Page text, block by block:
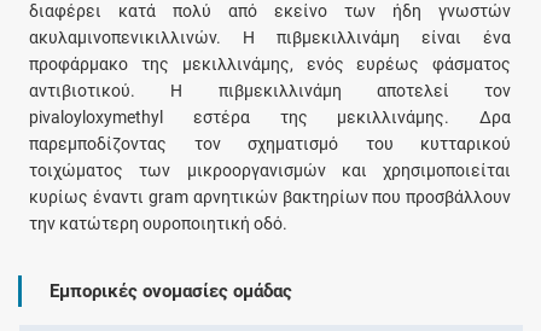
διαφέρει κατά πολύ από εκείνο των ήδη γνωστών
ακυλαμινοπενικιλλινών. Η πιβμεκιλλινάμη είναι ένα
προφάρμακο της μεκιλλινάμης, ενός ευρέως φάσματος
αντιβιοτικού. Η πιβμεκιλλινάμη αποτελεί τον
pivaloyloxymethyl εστέρα της μεκιλλινάμης. Δρα
παρεμποδίζοντας τον σχηματισμό του κυτταρικού
τοιχώματος των μικροοργανισμών και χρησιμοποιείται
κυρίως έναντι gram αρνητικών βακτηρίων που προσβάλλουν
την κατώτερη ουροποιητική οδό.
Εμπορικές ονομασίες ομάδας